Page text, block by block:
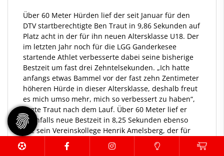
Über 60 Meter Hürden lief der seit Januar für den
DTV startberechtigte Ben Traut in 9,86 Sekunden auf
Platz acht in der für ihn neuen Altersklasse U18. Der
im letzten Jahr noch für die LGG Ganderkesee
startende Athlet verbesserte dabei seine bisherige
Bestzeit um fast drei Zehntelsekunden. „Ich hatte
anfangs etwas Bammel vor der fast zehn Zentimeter
höheren Hürde in dieser Altersklasse, deshalb freut
es mich umso mehr, mich so verbessert zu haben“,
sagte Traut nach dem Lauf. Über 60 Meter lief er
ebenfalls neue Bestzeit in 8,25 Sekunden ebenso
wie sein Vereinskollege Henrik Amelsberg, der für
die kurze Sprintstecke 8,24 Sekunden benötigte.